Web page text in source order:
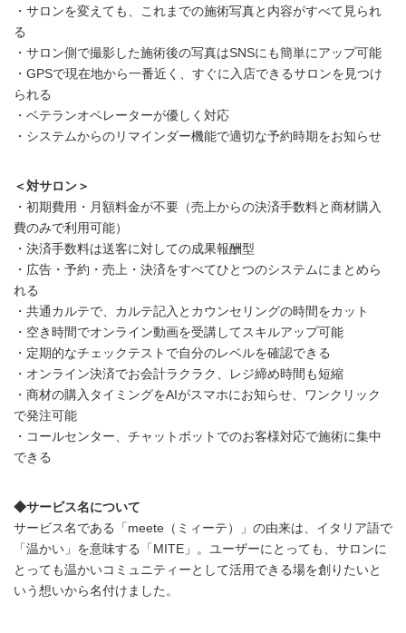
・サロンを変えても、これまでの施術写真と内容がすべて見られ
る
・サロン側で撮影した施術後の写真はSNSにも簡単にアップ可能
・GPSで現在地から一番近く、すぐに入店できるサロンを見つけ
られる
・ベテランオペレーターが優しく対応
・システムからのリマインダー機能で適切な予約時期をお知らせ
＜対サロン＞
・初期費用・月額料金が不要（売上からの決済手数料と商材購入
費のみで利用可能）
・決済手数料は送客に対しての成果報酬型
・広告・予約・売上・決済をすべてひとつのシステムにまとめら
れる
・共通カルテで、カルテ記入とカウンセリングの時間をカット
・空き時間でオンライン動画を受講してスキルアップ可能
・定期的なチェックテストで自分のレベルを確認できる
・オンライン決済でお会計ラクラク、レジ締め時間も短縮
・商材の購入タイミングをAIがスマホにお知らせ、ワンクリック
で発注可能
・コールセンター、チャットボットでのお客様対応で施術に集中
できる
◆サービス名について
サービス名である「meete（ミィーテ）」の由来は、イタリア語で
「温かい」を意味する「MITE」。ユーザーにとっても、サロンに
とっても温かいコミュニティーとして活用できる場を創りたいと
いう想いから名付けました。